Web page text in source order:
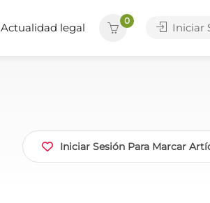
Actualidad legal
0
Iniciar
Iniciar Sesión Para Marcar